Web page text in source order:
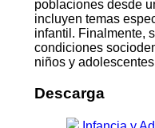
poblaciones desde
incluyen temas
infantil. Finalmente,
condiciones
niños y
Descarga